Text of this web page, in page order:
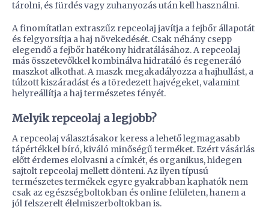
tárolni, és fürdés vagy zuhanyozás után kell használni.
A finomítatlan extraszűz repceolaj javítja a fejbőr állapotát
és felgyorsítja a haj növekedését. Csak néhány csepp
elegendő a fejbőr hatékony hidratálásához. A repceolaj
más összetevőkkel kombinálva hidratáló és regeneráló
maszkot alkothat. A maszk megakadályozza a hajhullást, a
túlzott kiszáradást és a töredezett hajvégeket, valamint
helyreállítja a haj természetes fényét.
Melyik repceolaj a legjobb?
A repceolaj választásakor keress a lehető legmagasabb
tápértékkel bíró, kiváló minőségű terméket. Ezért vásárlás
előtt érdemes elolvasni a címkét, és organikus, hidegen
sajtolt repceolaj mellett dönteni. Az ilyen típusú
természetes termékek egyre gyakrabban kaphatók nem
csak az egészségboltokban és online felületen, hanem a
jól felszerelt élelmiszerboltokban is.